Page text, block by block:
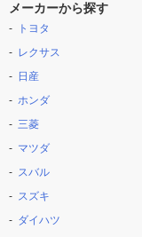
メーカーから探す
トヨタ
レクサス
日産
ホンダ
三菱
マツダ
スバル
スズキ
ダイハツ